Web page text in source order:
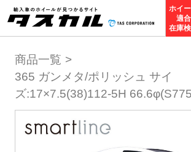
ホイ
適合
在庫
商品一覧
365 ガンメタ/ポリッシュ サイ
ズ:17×7.5(38)112-5H